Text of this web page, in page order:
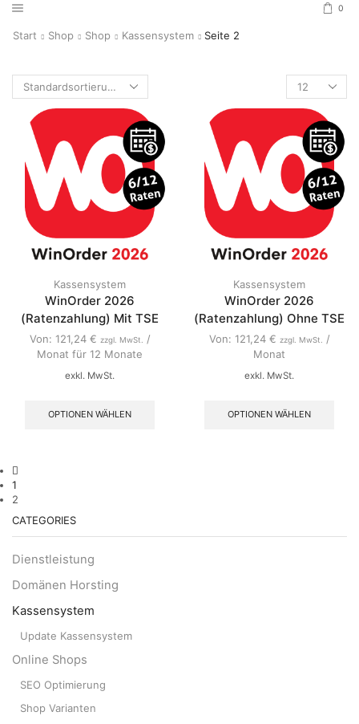
0
Start Shop Shop Kassensystem Seite 2
Kassensystem
WinOrder 2026
(Ratenzahlung) Mit TSE
Von: 121,24 € zzgl. MwSt.
/
Monat für 12 Monate
exkl. MwSt.
OPTIONEN WÄHLEN
Kassensystem
WinOrder 2026
(Ratenzahlung) Ohne TSE
Von: 121,24 € zzgl. MwSt.
/
Monat
exkl. MwSt.
OPTIONEN WÄHLEN
1
2
CATEGORIES
Dienstleistung
Domänen Horsting
Kassensystem
Update Kassensystem
Online Shops
SEO Optimierung
Shop Varianten